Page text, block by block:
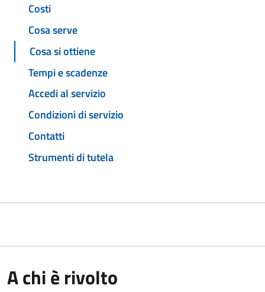
Costi
Cosa serve
Cosa si ottiene
Tempi e scadenze
Accedi al servizio
Condizioni di servizio
Contatti
Strumenti di tutela
A chi è rivolto